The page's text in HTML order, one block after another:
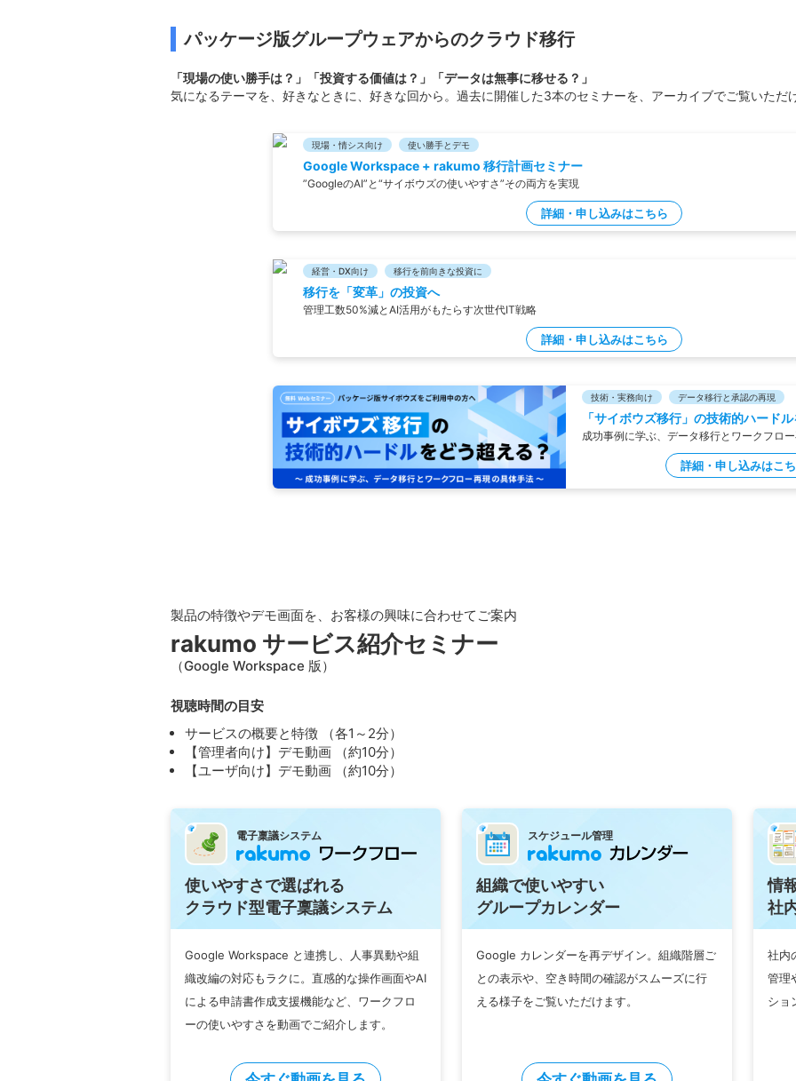
パッケージ版グループウェアからのクラウド移行
「現場の使い勝手は？」「投資する価値は？」「データは無事に移せる？」
気になるテーマを、好きなときに、好きな回から。過去に開催した3本のセミナーを、アーカイブでご覧いただ
現場・情シス向け 使い勝手とデモ
Google Workspace + rakumo 移行計画セミナー
”GoogleのAI”と“サイボウズの使いやすさ”その両方を実現
詳細・申し込みはこちら
経営・DX向け 移行を前向きな投資に
移行を「変革」の投資へ
管理工数50%減とAI活用がもたらす次世代IT戦略
詳細・申し込みはこちら
技術・実務向け データ移行と承認の再現
「サイボウズ移行」の技術的ハード
成功事例に学ぶ、データ移行とワークフロ
詳細・申し込みはこ
製品の特徴やデモ画面を、お客様の興味に合わせてご案内
rakumo サービス紹介セミナー
（Google Workspace 版）
視聴時間の目安
サービスの概要と特徴 （各1～2分）
【管理者向け】デモ動画 （約10分）
【ユーザ向け】デモ動画 （約10分）
電子稟議システム
使いやすさで選ばれる
クラウド型電子稟議システム
Google Workspace と連携し、人事異動や組
織改編の対応もラクに。直感的な操作画面やAI
による申請書作成支援機能など、ワークフロ
ーの使いやすさを動画でご紹介します。
スケジュール管理
組織で使いやすい
グループカレンダー
Google カレンダーを再デザイン。組織階層ご
との表示や、空き時間の確認がスムーズに行
える様子をご覧いただけます。
情
社
社内
管理
ショ